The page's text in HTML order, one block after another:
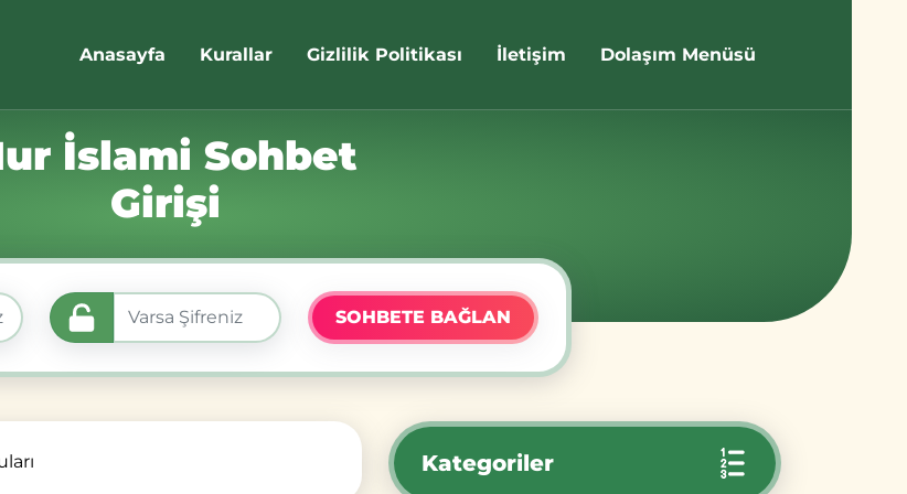
Anasayfa Kurallar Gizlilik Politikası İletişim Dolaşım Menüsü
İslami Sohbet
Girişi
SOHBETE BAĞLAN
Kategoriler